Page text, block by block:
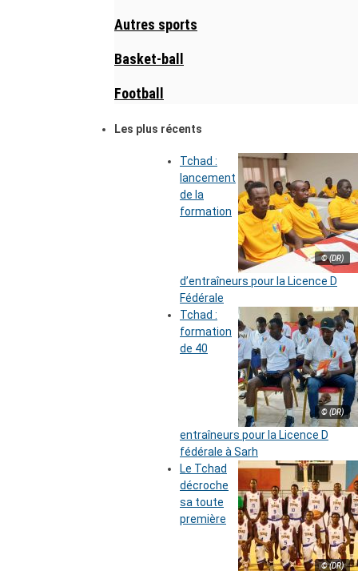
Autres sports
Basket-ball
Football
Les plus récents
© (DR)
Tchad :
lancement
de la
formation
d’entraîneurs pour la Licence D
Fédérale
© (DR)
Tchad :
formation
de 40
entraîneurs pour la Licence D
fédérale à Sarh
© (DR)
Le Tchad
décroche
sa toute
première